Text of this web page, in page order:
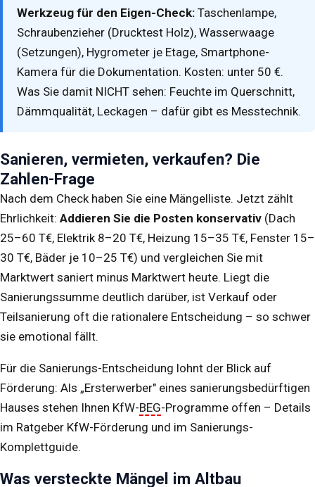
Werkzeug für den Eigen-Check: Taschenlampe,
Schraubenzieher (Drucktest Holz), Wasserwaage
(Setzungen), Hygrometer je Etage, Smartphone-
Kamera für die Dokumentation. Kosten: unter 50 €.
Was Sie damit NICHT sehen: Feuchte im Querschnitt,
Dämmqualität, Leckagen – dafür gibt es Messtechnik.
Sanieren, vermieten, verkaufen? Die
Zahlen-Frage
Nach dem Check haben Sie eine Mängelliste. Jetzt zählt
Ehrlichkeit: Addieren Sie die Posten konservativ (Dach
25–60 T€, Elektrik 8–20 T€, Heizung 15–35 T€, Fenster 15–
30 T€, Bäder je 10–25 T€) und vergleichen Sie mit
Marktwert saniert minus Marktwert heute. Liegt die
Sanierungssumme deutlich darüber, ist Verkauf oder
Teilsanierung oft die rationalere Entscheidung – so schwer
sie emotional fällt.
Für die Sanierungs-Entscheidung lohnt der Blick auf
Förderung: Als „Ersterwerber" eines sanierungsbedürftigen
Hauses stehen Ihnen KfW-BEG-Programme offen – Details
im Ratgeber KfW-Förderung und im Sanierungs-
Komplettguide.
Was versteckte Mängel im Altbau